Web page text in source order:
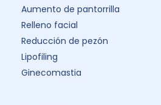
Aumento de pantorrilla
Relleno facial
Reducción de pezón
Lipofiling
Ginecomastia